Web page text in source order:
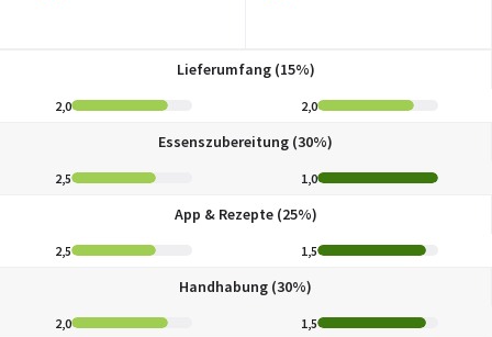
Lieferumfang (15%)
2,0 2,0
Essenszubereitung (30%)
2,5 1,0
App & Rezepte (25%)
2,5 1,5
Handhabung (30%)
2,0 1,5